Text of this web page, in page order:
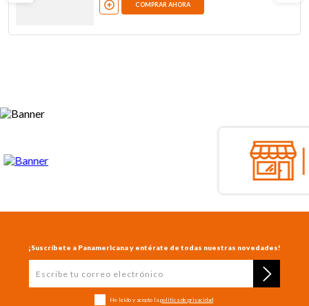
COMPRAR AHORA
¡Suscríbete a Panamericana y entérate de todas nuestras novedades!
He leído y acepto la política de privacidad